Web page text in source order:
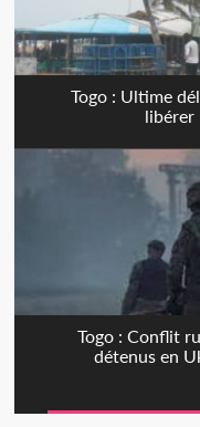
Togo : Ultime
libérer
Togo : Conflit
détenus en